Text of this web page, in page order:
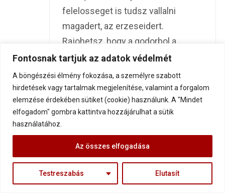
Fontosnak tartjuk az adatok védelmét
A böngészési élmény fokozása, a személyre szabott
hirdetések vagy tartalmak megjelenítése, valamint a forgalom
elemzése érdekében sütiket (cookie) használunk. A "Mindet
elfogadom" gombra kattintva hozzájárulhat a sütik
használatához.
Testreszabás Elutasít
Az összes elfogadása
felelosseget is tudsz vallalni
magadert, az erzeseidert.
Rajohetsz, hogy a godorbol a
kivezeto ut csakis rajtad mulik, es
megpedig ugy, hogy FELALLSZ!!! Es
lepsz tovabb, miutan jol
megsirattad magad es fekudtel
egy ideig a konnyekben,
ebbol!! Kiabald bele a godorbe,
hadd visszhangozzanak a falai:
eleg!!! Felallsz, megrazod magad,